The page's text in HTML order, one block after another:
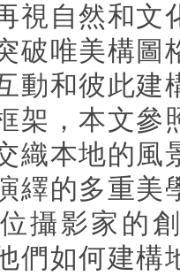
視自然和文
破唯美構圖
動和彼此建
架，本文參
織本地的風
繹的多重美
攝影家的
們如何建構